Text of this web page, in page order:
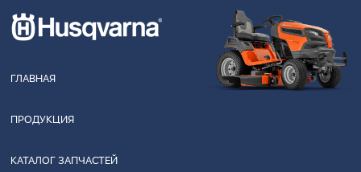
ГЛАВНАЯ
ПРОДУКЦИЯ
КАТАЛОГ ЗАПЧАСТЕЙ